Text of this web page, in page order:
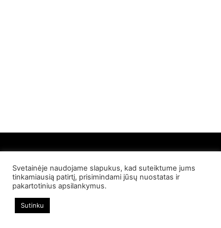
© 2022 Palangos NT. Visos teisės saugomos
Svetainėje naudojame slapukus, kad suteiktume jums
tinkamiausią patirtį, prisimindami jūsų nuostatas ir
pakartotinius apsilankymus.
Sutinku